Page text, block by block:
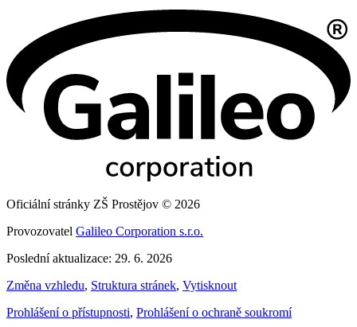
Oficiální stránky ZŠ Prostějov © 2026
Provozovatel Galileo Corporation s.r.o.
Poslední aktualizace: 29. 6. 2026
Změna vzhledu, Struktura stránek, Vytisknout
Prohlášení o přístupnosti, Prohlášení o ochraně soukromí